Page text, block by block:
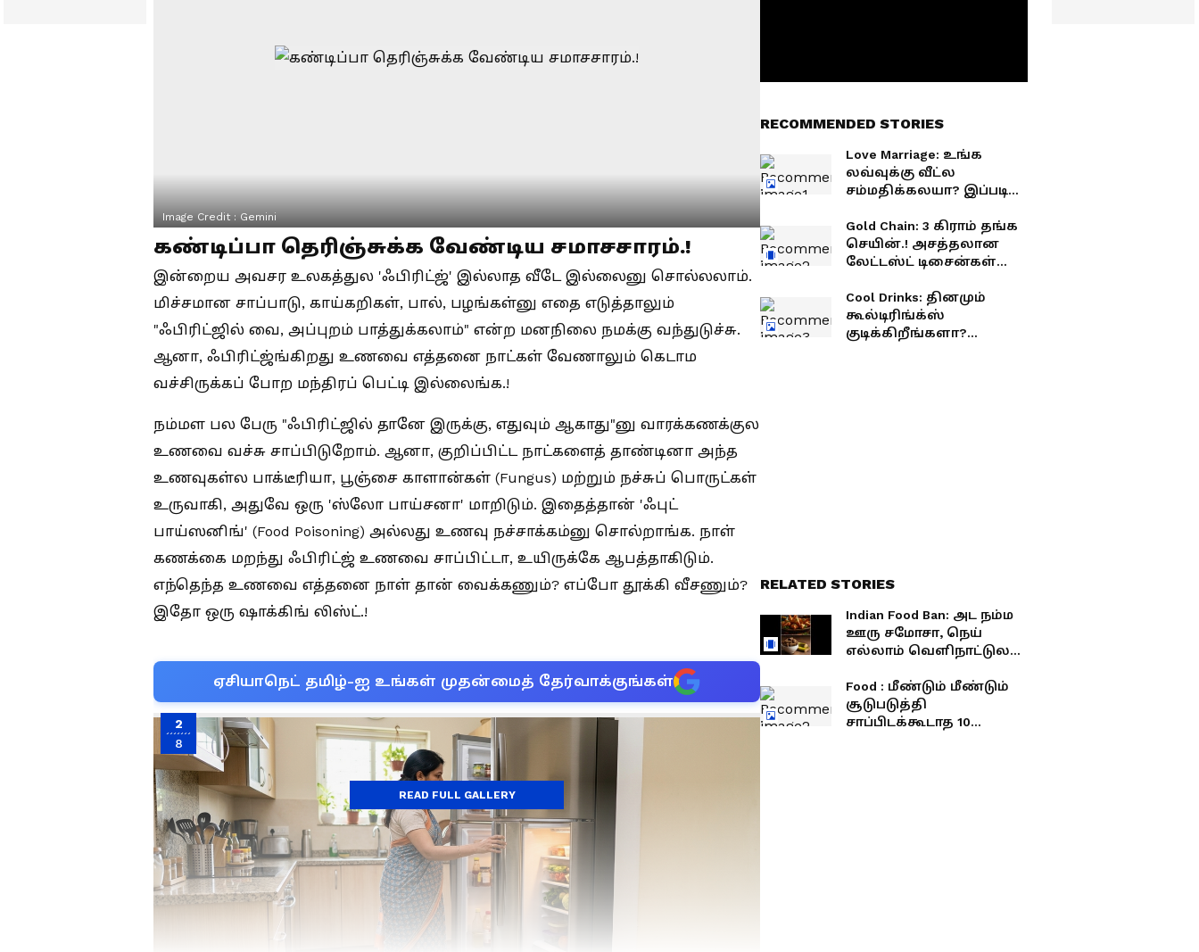
Image Credit : Gemini
கண்டிப்பா தெரிஞ்சுக்க வேண்டிய சமாசசாரம்.!
இன்றைய அவசர உலகத்துல 'ஃபிரிட்ஜ்' இல்லாத வீடே இல்லைனு சொல்லலாம்.
மிச்சமான சாப்பாடு, காய்கறிகள், பால், பழங்கள்னு எதை எடுத்தாலும்
"ஃபிரிட்ஜில் வை, அப்புறம் பாத்துக்கலாம்" என்ற மனநிலை நமக்கு வந்துடுச்சு.
ஆனா, ஃபிரிட்ஜ்ங்கிறது உணவை எத்தனை நாட்கள் வேணாலும் கெடாம
வச்சிருக்கப் போற மந்திரப் பெட்டி இல்லைங்க.!
நம்மள பல பேரு "ஃபிரிட்ஜில் தானே இருக்கு, எதுவும் ஆகாது"னு வாரக்கணக்குல
உணவை வச்சு சாப்பிடுறோம். ஆனா, குறிப்பிட்ட நாட்களைத் தாண்டினா அந்த
உணவுகள்ல பாக்டீரியா, பூஞ்சை காளான்கள் (Fungus) மற்றும் நச்சுப் பொருட்கள்
உருவாகி, அதுவே ஒரு 'ஸ்லோ பாய்சனா' மாறிடும். இதைத்தான் 'ஃபுட்
பாய்ஸனிங்' (Food Poisoning) அல்லது உணவு நச்சாக்கம்னு சொல்றாங்க. நாள்
கணக்கை மறந்து ஃபிரிட்ஜ் உணவை சாப்பிட்டா, உயிருக்கே ஆபத்தாகிடும்.
எந்தெந்த உணவை எத்தனை நாள் தான் வைக்கணும்? எப்போ தூக்கி வீசணும்?
இதோ ஒரு ஷாக்கிங் லிஸ்ட்.!
ஏசியாநெட் தமிழ்-ஐ உங்கள் முதன்மைத் தேர்வாக்குங்கள்
2
8
READ FULL GALLERY
RECOMMENDED STORIES
Love Marriage: உங்க
லவ்வுக்கு வீட்ல
சம்மதிக்கலயா? இப்படி
சொல்வாங்க.. ஸ்மார்ட்
டிப்ஸ்!
Gold Chain: 3 கிராம் தங்க
செயின்.! அசத்தலான
லேட்டஸ்ட் டிசைன்கள்
Cool Drinks: தினமும்
கூல்டிரிங்க்ஸ்
குடிக்கிறீங்களா?
RELATED STORIES
Indian Food Ban: அட நம்ம
ஊரு சமோசா, நெய்
எல்லாம் வெளிநாட்டுல
Food : மீண்டும் மீண்டும்
சூடுபடுத்தி
சாப்பிடக்கூடாத 10